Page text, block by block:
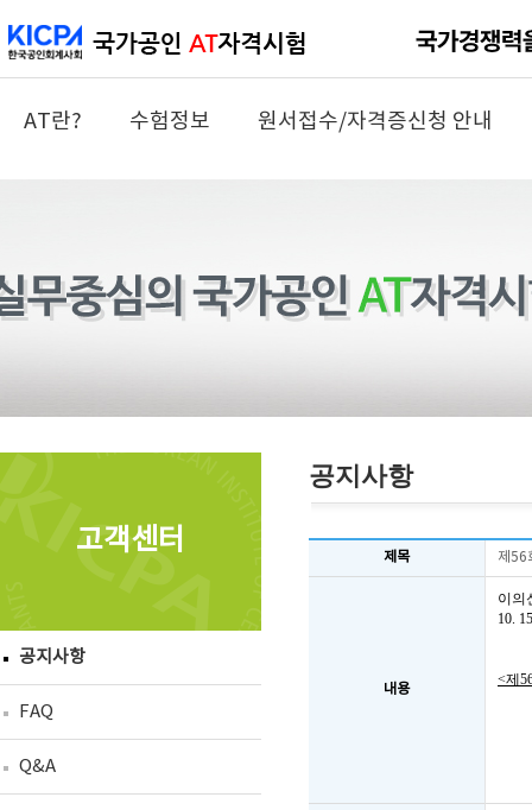
AT란? 수험정보 원서접수/자격증신청 안내
고객센터
공지사항
FAQ
Q&A
공지사항
제목 제56
내용
이의
10.
<제